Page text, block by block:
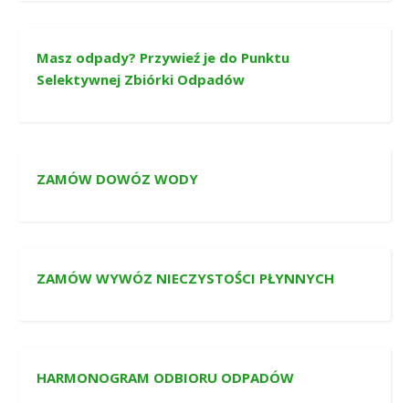
Masz odpady? Przywieź je do Punktu
Selektywnej Zbiórki Odpadów
ZAMÓW DOWÓZ WODY
ZAMÓW WYWÓZ NIECZYSTOŚCI PŁYNNYCH
HARMONOGRAM ODBIORU ODPADÓW